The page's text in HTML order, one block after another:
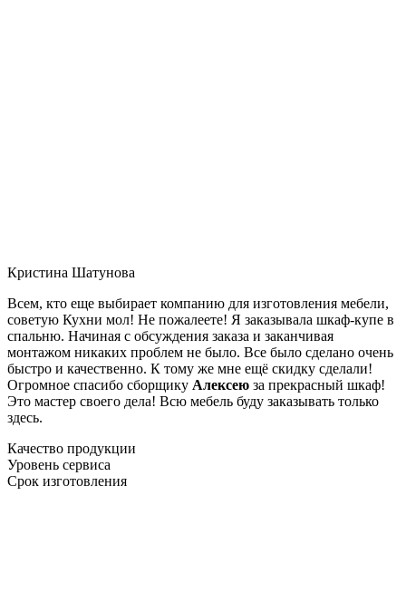
Кристина Шатунова
Всем, кто еще выбирает компанию для изготовления мебели,
советую Кухни мол! Не пожалеете! Я заказывала шкаф-купе в
спальню. Начиная с обсуждения заказа и заканчивая
монтажом никаких проблем не было. Все было сделано очень
быстро и качественно. К тому же мне ещё скидку сделали!
Огромное спасибо сборщику Алексею за прекрасный шкаф!
Это мастер своего дела! Всю мебель буду заказывать только
здесь.
Качество продукции
Уровень сервиса
Срок изготовления